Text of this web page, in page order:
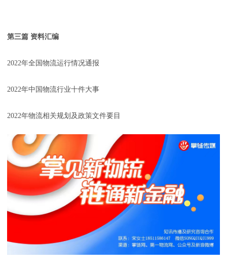
第三篇 资料汇编
2022年全国物流运行情况通报
2022年中国物流行业十件大事
2022年物流相关规划及政策文件要目